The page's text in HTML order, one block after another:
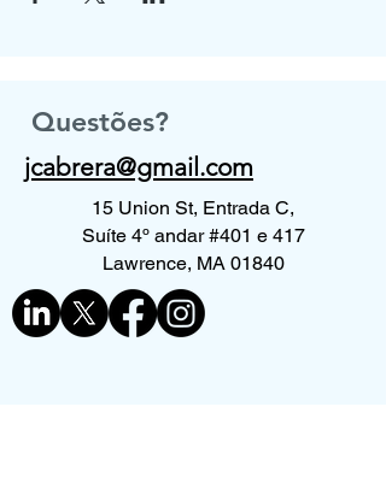
Questões?
jcabrera@gmail.com
15 Union St, Entrada C,
Suíte 4º andar #401 e 417
Lawrence, MA 01840